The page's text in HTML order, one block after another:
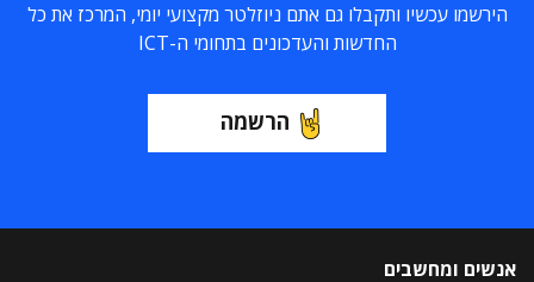
הירשמו עכשיו ותקבלו גם אתם ניוזלטר מקצועי יומי, המרכז את כל
החדשות והעדכונים בתחומי ה-ICT
הרשמה
אנשים ומחשבים